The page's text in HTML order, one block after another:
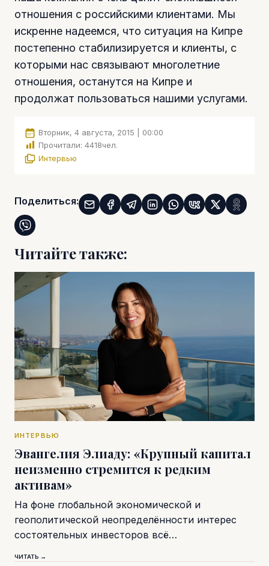
отношения с российскими клиентами. Мы
искренне надеемся, что ситуация на Кипре
постепенно стабилизируется и клиенты, с
которыми нас связывают многолетние
отношения, останутся на Кипре и
продолжат пользоваться нашими услугами.
Вторник, 4 августа, 2015 | 00:00
Прочитали: 4418чел.
Интервью
Поделиться:
Читайте также:
ИНТЕРВЬЮ
Эвангелия Элиаду: «Крупный капитал
неизменно стремится к редким
активам»
На фоне глобальной экономической и
геополитической неопределённости интерес
состоятельных инвесторов всё…
ЧИТАТЬ →